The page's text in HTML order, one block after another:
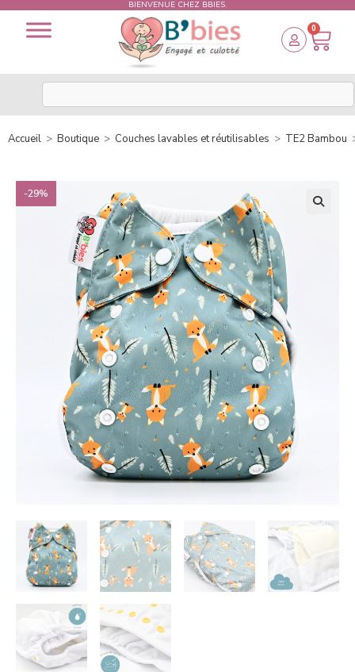
BIENVENUE CHEZ BBIES.
0
Accueil > Boutique > Couches lavables et réutilisables > TE2 Bambou
-29%